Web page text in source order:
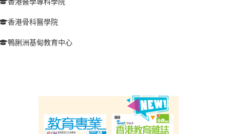
香港骨科醫學院
鴨脷洲基甸教育中心